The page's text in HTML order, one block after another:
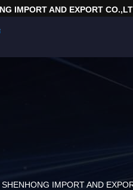
IMPORT AND EXPORT
IMPORT AND